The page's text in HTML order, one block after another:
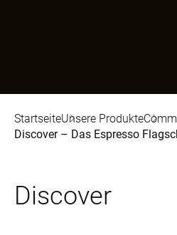
StartseiteUnsere Produkte
Discover – Das Espresso
Discover